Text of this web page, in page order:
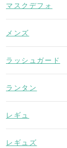
マスクデフォ
メンズ
ラッシュガード
ランタン
レギュ
レギュズ